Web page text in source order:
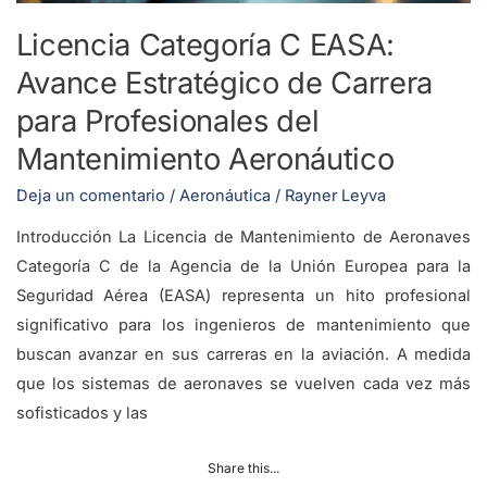
Licencia Categoría C EASA:
Avance Estratégico de Carrera
para Profesionales del
Mantenimiento Aeronáutico
Deja un comentario / Aeronáutica / Rayner Leyva
Introducción La Licencia de Mantenimiento de Aeronaves
Categoría C de la Agencia de la Unión Europea para la
Seguridad Aérea (EASA) representa un hito profesional
significativo para los ingenieros de mantenimiento que
buscan avanzar en sus carreras en la aviación. A medida
que los sistemas de aeronaves se vuelven cada vez más
sofisticados y las
Share this...
Profesionales
del
Mantenimiento
Aeronáutico